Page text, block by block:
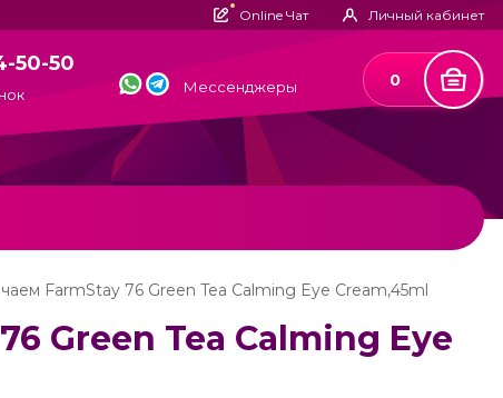
Online Чат Личный кабинет
50-50
Мессенджеры 0
FarmStay 76 Green Tea Calming Eye Cream,45ml
Green Tea Calming Eye